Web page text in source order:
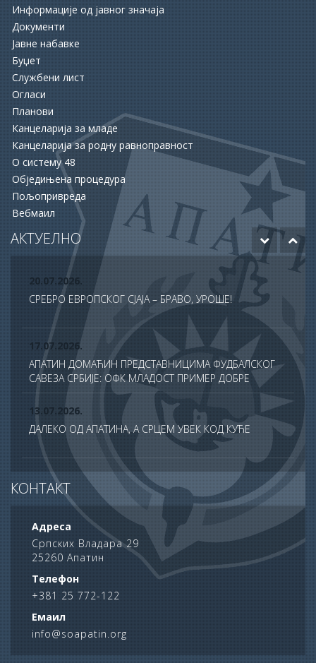
Информације од јавног значаја
Документи
Јавне набавке
Буџет
Службени лист
Огласи
Планови
Канцеларија за младе
Канцеларија за родну равноправност
О систему 48
Обједињена процедура
Пољопривреда
Вебмаил
АКТУЕЛНО
16.06.2026.
ПОЗИВА ЗА ПОДРШКУ ЗАПОШЉАВАЊУ
15.06.2026.
ХУМАНОСТ КОЈА СПАШАВА ЖИВОТЕ: УПРИЛИЧЕН
ПРИЈЕМ ЗА ДОБРОВОЉНЕ ДАВАОЦЕ КРВИ
12.06.2026.
ОДОБРЕНО ЈОШ 20 МИЛИОНА ДИНАРА ЗА НАСТАВАК
РАДОВА НА БУДУЋЕМ МУЗЕЈУ АПАТИНА
20.07.2026.
СРЕБРО ЕВРОПСКОГ СЈАЈА – БРАВО, УРОШЕ!
17.07.2026.
АПАТИН ДОМАЋИН ПРЕДСТАВНИЦИМА ФУДБАЛСКОГ
САВЕЗА СРБИЈЕ: ОФК МЛАДОСТ ПРИМЕР ДОБРЕ
ПРАКСЕ У ТДС ПРОГРАМУ
13.07.2026.
ДАЛЕКО ОД АПАТИНА, А СРЦЕМ УВЕК КОД КУЋЕ
13.07.2026.
СВЕЧАНО ОБЕЛЕЖЕНА ХРАМОВНА СЛАВА ХРАМА
САБОРА СВЕТИХ АПОСТОЛА У АПАТИНУ
10.07.2026.
ПОНОС АПАТИНА: НА ДАН НАУКЕ НАГРАЂЕНИ
НАЈУСПЕШНИЈИ УЧЕНИЦИ ОПШТИНЕ
62. АПАТИНСКЕ РИБАРСКЕ ВЕЧЕРИ ОПРАВДАЛЕ
РЕПУТАЦИЈУ ЈЕДНЕ ОД НАЈЛЕПШИХ ЛЕТЊИХ
КОНТАКТ
Адреса
Српских Владара 29
25260 Апатин
Телефон
+381 25 772-122
Емаил
info@soapatin.org